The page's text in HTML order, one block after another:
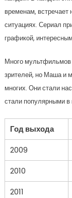
временам, встречает
ситуациях. Сериал
графикой,
Много мультфильмов
зрителей, но Маша и
многих. Они стали
стали популярными в
Год выхода
2009
2010
2011